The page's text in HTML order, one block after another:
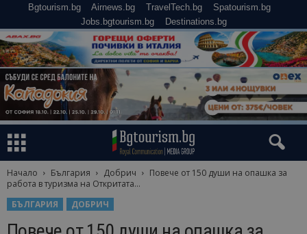
Bgtourism.bg Airnews.bg TravelTech.bg
Spatourism.bg
Jobs.bgtourism.bg
Destinations.bg
Начало България Добрич
Повече от 150 души на опашка за
работа в туризма на Откритата...
БЪЛГАРИЯ
ДОБРИЧ